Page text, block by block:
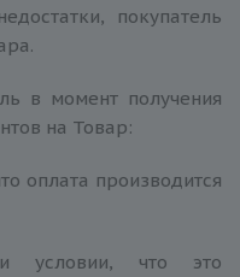
покупатель
в момент получения
на Товар:
оплата производится
условии, что это